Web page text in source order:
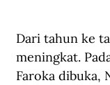
Dari tahun ke
meningkat.
Faroka dibuka,